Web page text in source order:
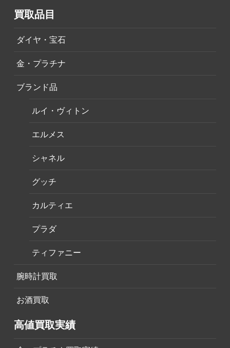
買取品目
ダイヤ・宝石
金・プラチナ
ブランド品
ルイ・ヴィトン
エルメス
シャネル
グッチ
カルティエ
プラダ
ティファニー
腕時計買取
お酒買取
高値買取実績